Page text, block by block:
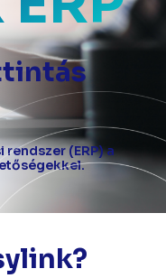
(ERP) a